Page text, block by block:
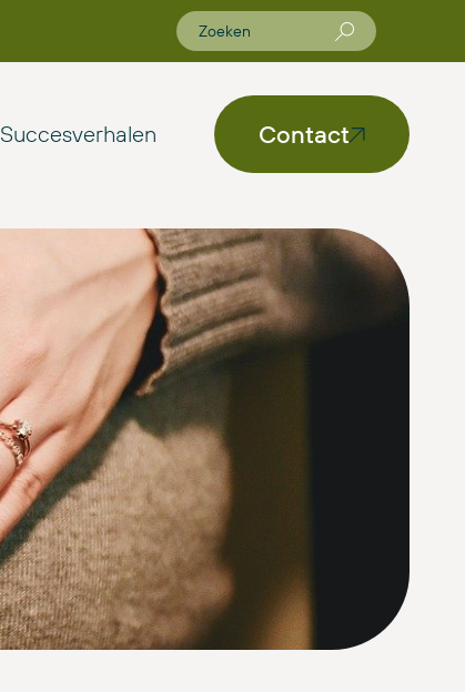
Succesverhalen Contact